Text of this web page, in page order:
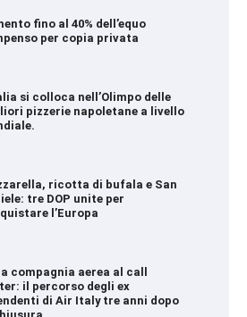
fino al 40% dell’equo
per copia privata
si colloca nell’Olimpo delle
pizzerie napoletane a livello
ricotta di bufala e San
tre DOP unite per
l’Europa
compagnia aerea al call
il percorso degli ex
di Air Italy tre anni dopo